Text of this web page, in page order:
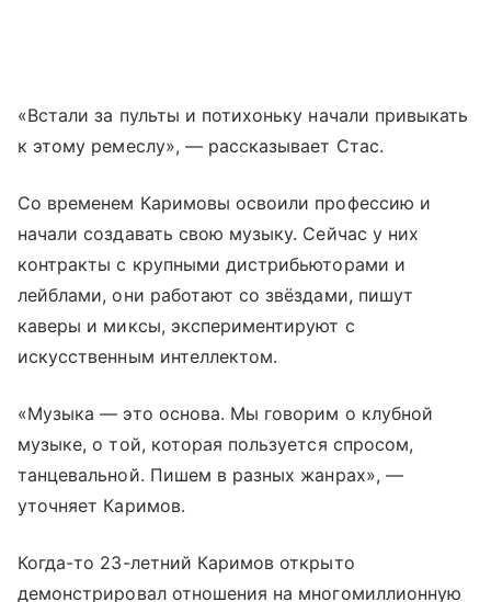
«Встали за пульты и потихоньку начали привыкать
к этому ремеслу», — рассказывает Стас.
Со временем Каримовы освоили профессию и
начали создавать свою музыку. Сейчас у них
контракты с крупными дистрибьюторами и
лейблами, они работают со звёздами, пишут
каверы и миксы, экспериментируют с
искусственным интеллектом.
«Музыка — это основа. Мы говорим о клубной
музыке, о той, которая пользуется спросом,
танцевальной. Пишем в разных жанрах», —
уточняет Каримов.
Когда-то 23-летний Каримов открыто
демонстрировал отношения на многомиллионную